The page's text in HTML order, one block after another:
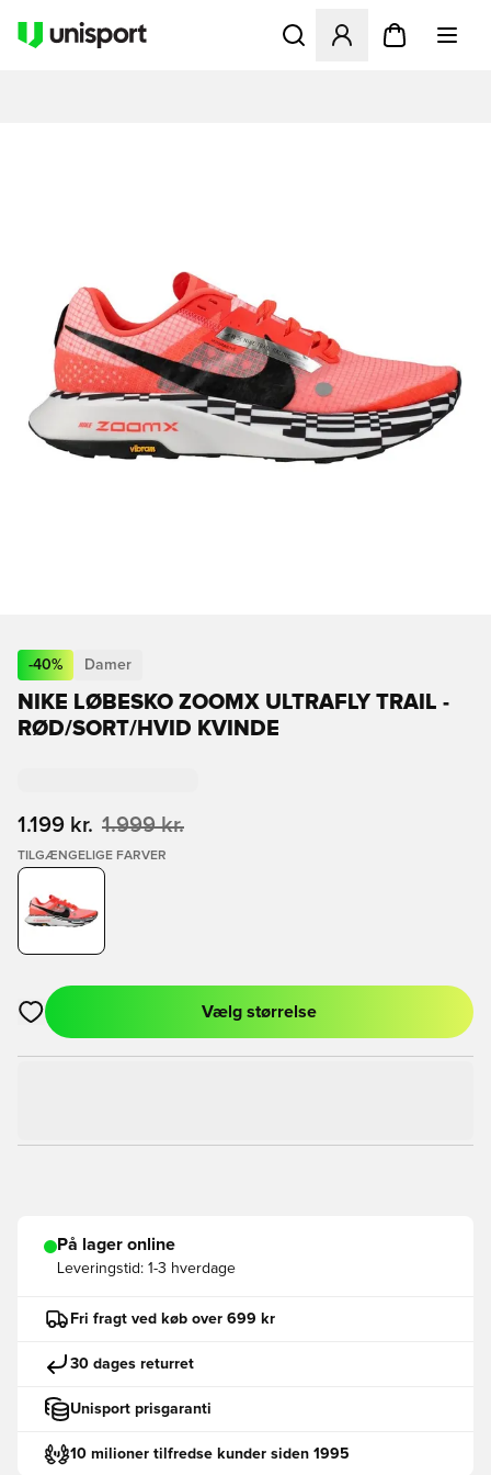
Åbner en Modal til at
-40% Damer
NIKE LØBESKO ZOOMX ULTRAFLY TRAIL -
RØD/SORT/HVID KVINDE
1.199 kr. 1.999 kr.
TILGÆNGELIGE FARVER
Åbner en Modal til at logge ind eller tilmelde dig som medlem
Vælg størrelse
På lager online
Leveringstid: 1-3 hverdage
Fri fragt ved køb over 699 kr
30 dages returret
Unisport prisgaranti
10 milioner tilfredse kunder siden 1995